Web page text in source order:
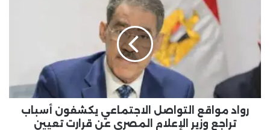
رواد مواقع التواصل الاجتماعي يكشفون أسباب
تراجع وزير الإعلام المصري عن قرارت تعيين